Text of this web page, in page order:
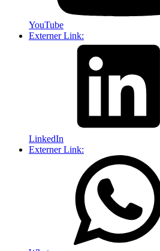
YouTube
Externer Link:
LinkedIn
Externer Link: